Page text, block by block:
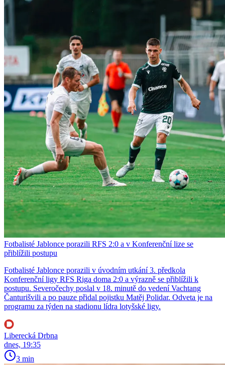
Fotbalisté Jablonce porazili RFS 2:0 a v Konferenční lize se
přiblížili postupu
Fotbalisté Jablonce porazili v úvodním utkání 3. předkola
Konferenční ligy RFS Riga doma 2:0 a výrazně se přiblížili k
postupu. Severočechy poslal v 18. minutě do vedení Vachtang
Čanturišvili a po pauze přidal pojistku Matěj Polidar. Odveta je na
programu za týden na stadionu lídra lotyšské ligy.
Liberecká Drbna
dnes, 19:35
3 min